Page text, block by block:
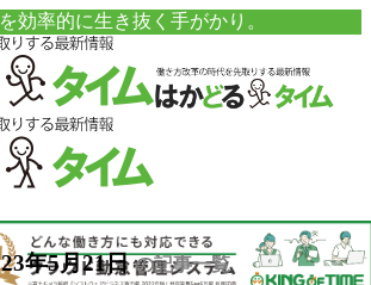
効率的に生き抜く手がかり。
年5月21日の記事一覧